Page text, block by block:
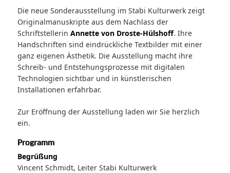
Die neue Sonderausstellung im Stabi Kulturwerk zeigt
Originalmanuskripte aus dem Nachlass der
Schriftstellerin Annette von Droste-Hülshoff. Ihre
Handschriften sind eindrückliche Textbilder mit einer
ganz eigenen Ästhetik. Die Ausstellung macht ihre
Schreib- und Entstehungsprozesse mit digitalen
Technologien sichtbar und in künstlerischen
Installationen erfahrbar.
Zur Eröffnung der Ausstellung laden wir Sie herzlich
ein.
Programm
Begrüßung
Vincent Schmidt, Leiter Stabi Kulturwerk